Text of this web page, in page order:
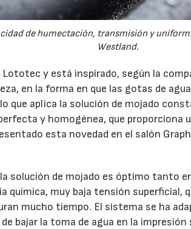
de humectación, transmisión y
Westland.
Lototec y está inspirado, según la
en la forma en que las gotas de
que aplica la solución de mojado
y homogénea, que proporciona
esta novedad en el salón
solución de mojado es óptimo tanto
química, muy baja tensión superficial,
mucho tiempo. El sistema se ha
bajar la toma de agua en la impresión